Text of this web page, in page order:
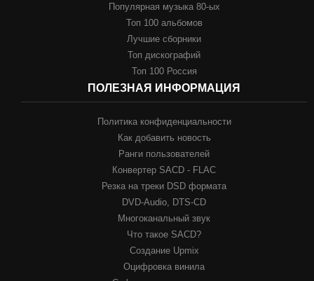
Популярная музыка 80-ых
Топ 100 альбомов
Лучшие сборники
Топ дискографий
Топ 100 Россия
ПОЛЕЗНАЯ ИНФОРМАЦИЯ
Политика конфиденциальности
Как добавить новость
Ранги пользователей
Конвертер SACD - FLAC
Резка на треки DSD формата
DVD-Audio, DTS-CD
Многоканальный звук
Что такое SACD?
Создание Upmix
Оцифровка винила